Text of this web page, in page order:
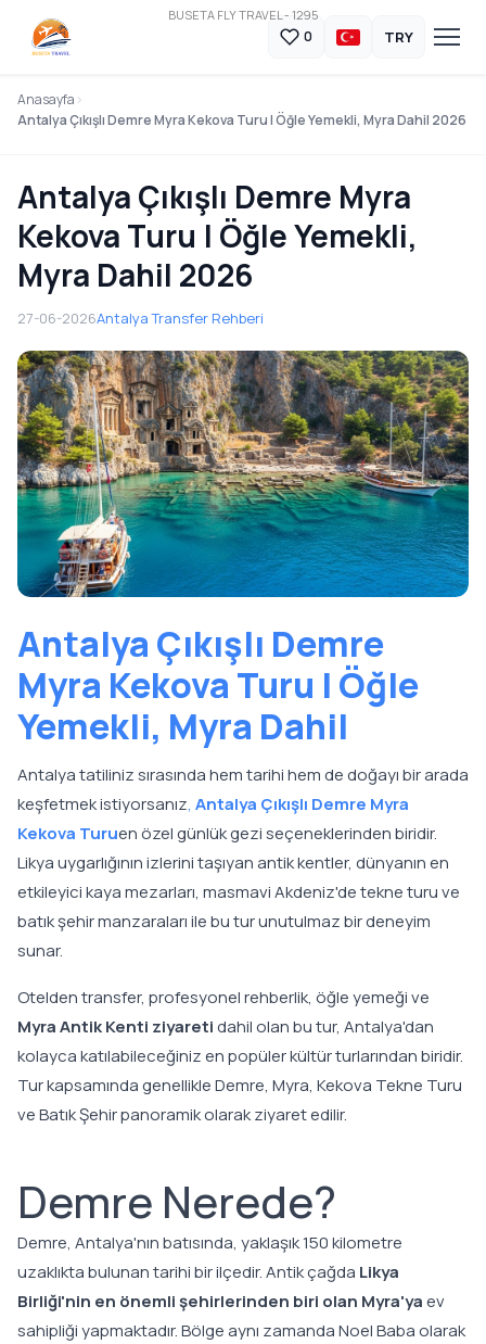
BUSETA FLY TRAVEL - 1295
0 TRY
Anasayfa
Antalya Çıkışlı Demre Myra Kekova Turu | Öğle Yemekli, Myra Dahil 2026
Antalya Çıkışlı Demre Myra
Kekova Turu | Öğle Yemekli,
Myra Dahil 2026
27-06-2026Antalya Transfer Rehberi
Antalya Çıkışlı Demre
Myra Kekova Turu | Öğle
Yemekli, Myra Dahil
Antalya tatiliniz sırasında hem tarihi hem de doğayı bir arada
keşfetmek istiyorsanız, Antalya Çıkışlı Demre Myra
Kekova Turuen özel günlük gezi seçeneklerinden biridir.
Likya uygarlığının izlerini taşıyan antik kentler, dünyanın en
etkileyici kaya mezarları, masmavi Akdeniz'de tekne turu ve
batık şehir manzaraları ile bu tur unutulmaz bir deneyim
sunar.
Otelden transfer, profesyonel rehberlik, öğle yemeği ve
Myra Antik Kenti ziyaretidahil olan bu tur, Antalya'dan
kolayca katılabileceğiniz en popüler kültür turlarından biridir.
Tur kapsamında genellikle Demre, Myra, Kekova Tekne Turu
ve Batık Şehir panoramik olarak ziyaret edilir.
Demre Nerede?
Demre, Antalya'nın batısında, yaklaşık 150 kilometre
uzaklıkta bulunan tarihi bir ilçedir. Antik çağda Likya
Birliği'nin en önemli şehirlerinden biri olan Myra'yaev
sahipliği yapmaktadır. Bölge aynı zamanda Noel Baba olarak